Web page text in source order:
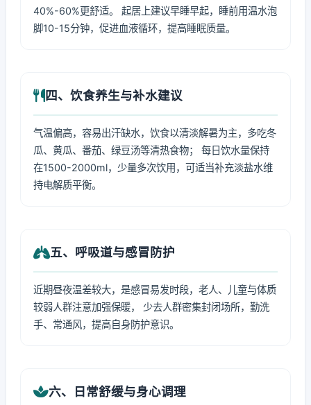
40%-60%更舒适。 起居上建议早睡早起，睡前用温水泡
脚10-15分钟，促进血液循环，提高睡眠质量。
四、饮食养生与补水建议
气温偏高，容易出汗缺水，饮食以清淡解暑为主，多吃冬
瓜、黄瓜、番茄、绿豆汤等清热食物； 每日饮水量保持
在1500-2000ml，少量多次饮用，可适当补充淡盐水维
持电解质平衡。
五、呼吸道与感冒防护
近期昼夜温差较大，是感冒易发时段，老人、儿童与体质
较弱人群注意加强保暖， 少去人群密集封闭场所，勤洗
手、常通风，提高自身防护意识。
六、日常舒缓与身心调理